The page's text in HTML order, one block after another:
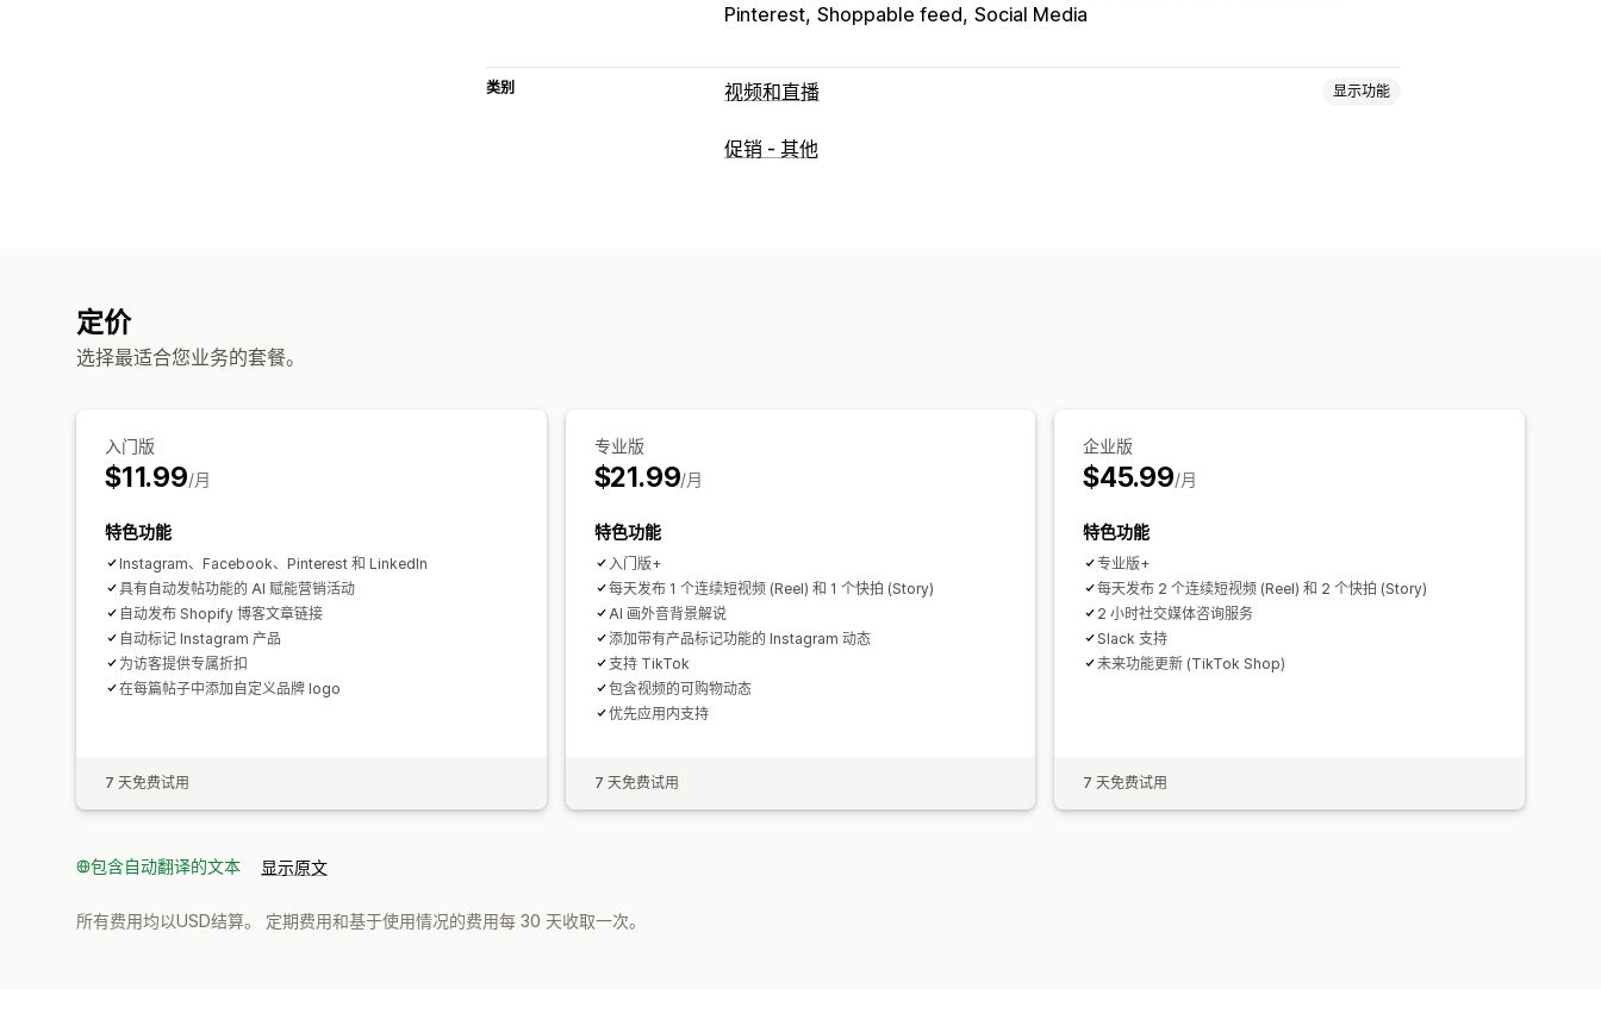
Pinterest Shoppable feed Social Media
类别 视频和直播 显示功能
视频管理
促销 - 其他
定价
选择最适合您业务的套餐。
入门版
$11.99/月
特色功能
Instagram、Facebook、Pinterest 和 LinkedIn
具有自动发帖功能的 AI 赋能营销活动
自动发布 Shopify 博客文章链接
自动标记 Instagram 产品
为访客提供专属折扣
在每篇帖子中添加自定义品牌 logo
7 天免费试用
专业版
$21.99/月
特色功能
入门版+
每天发布 1 个连续短视频 (Reel) 和 1 个快拍 (Story)
AI 画外音背景解说
添加带有产品标记功能的 Instagram 动态
支持 TikTok
包含视频的可购物动态
优先应用内支持
7 天免费试用
企业版
$45.99/月
特色功能
专业版+
每天发布 2 个连续短视频 (Reel) 和 2 个快拍 (Story)
2 小时社交媒体咨询服务
Slack 支持
未来功能更新 (TikTok Shop)
7 天免费试用
包含自动翻译的文本 显示原文
所有费用均以USD结算。 定期费用和基于使用情况的费用每 30 天收取一次。